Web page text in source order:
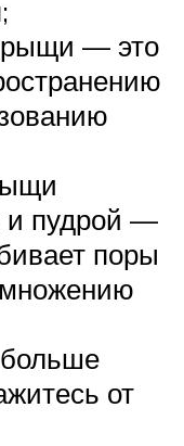
— это
и пудрой —
поры
от